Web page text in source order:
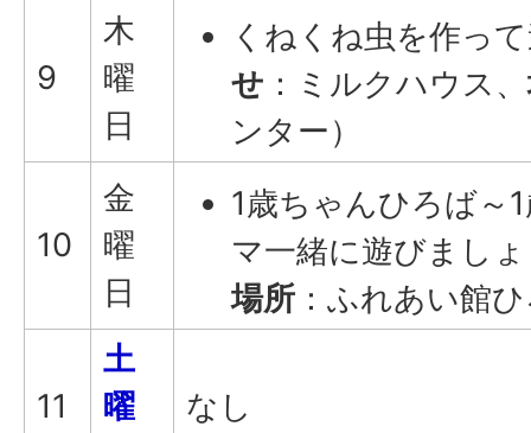
9
木
曜
日
くねくね虫を作っ
せ ：ミルクハウス、
ンター）
10
金
曜
日
1歳ちゃんひろば～
マ一緒に遊びまし
場所 ：ふれあい館
11
土
曜
なし